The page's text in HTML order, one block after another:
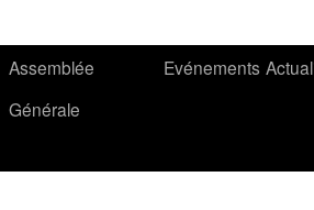
Assemblée
Générale
Evénements